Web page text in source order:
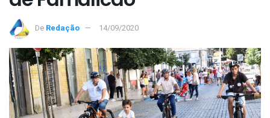
De Redação 14/09/2020